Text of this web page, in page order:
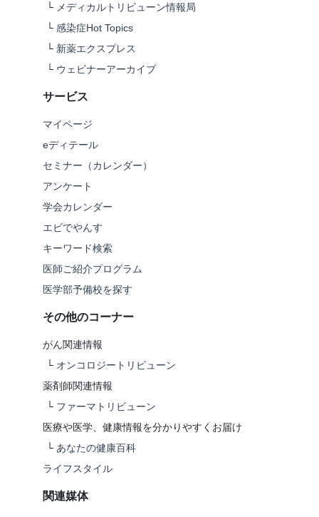
└ メディカルトリビューン情報局
└ 感染症Hot Topics
└ 新薬エクスプレス
└ ウェビナーアーカイブ
サービス
マイページ
eディテール
セミナー（カレンダー）
アンケート
学会カレンダー
エビでやんす
キーワード検索
医師ご紹介プログラム
医学部予備校を探す
その他のコーナー
がん関連情報
└ オンコロジートリビューン
薬剤師関連情報
└ ファーマトリビューン
医療や医学、健康情報を分かりやすくお届け
└ あなたの健康百科
ライフスタイル
関連媒体